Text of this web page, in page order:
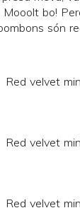
bo!
són